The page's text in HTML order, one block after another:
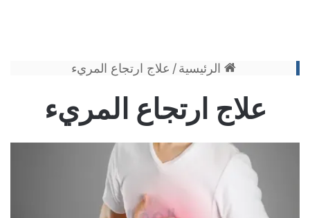
الرئيسية / علاج ارتجاع المريء
علاج ارتجاع المريء